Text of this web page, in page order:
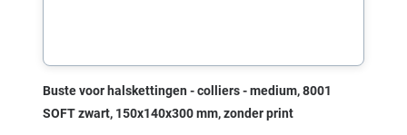
Buste voor halskettingen - colliers - medium, 8001
SOFT zwart, 150x140x300 mm, zonder print